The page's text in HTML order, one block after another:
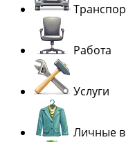
Работа
Услуги
Личные